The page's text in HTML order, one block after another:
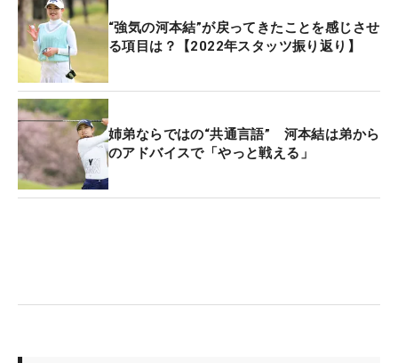
“強気の河本結”が戻ってきたことを感じさせ
る項目は？【2022年スタッツ振り返り】
姉弟ならではの“共通言語” 河本結は弟から
のアドバイスで「やっと戦える」